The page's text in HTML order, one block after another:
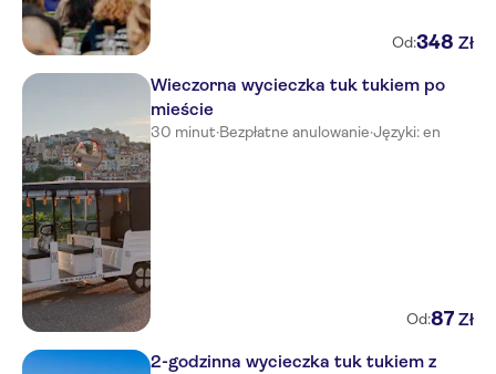
Od:348 Zł
Wieczorna wycieczka tuk tukiem po
mieście
30 minut·Bezpłatne anulowanie·Języki: en
Od:87 Zł
2-godzinna wycieczka tuk tukiem z